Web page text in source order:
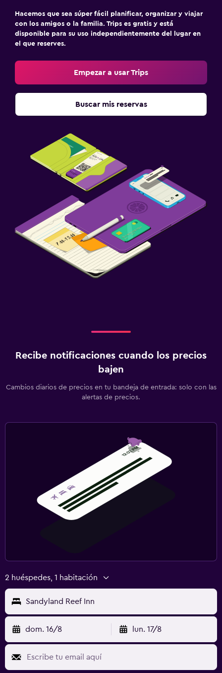
Hacemos que sea súper fácil planificar, organizar y viajar
con los amigos o la familia. Trips es gratis y está
disponible para su uso independientemente del lugar en
el que reserves.
Empezar a usar Trips
Buscar mis reservas
Recibe notificaciones cuando los precios
bajen
Cambios diarios de precios en tu bandeja de entrada: solo con las
alertas de precios.
2 huéspedes, 1 habitación
Sandyland Reef Inn
dom. 16/8 lun. 17/8